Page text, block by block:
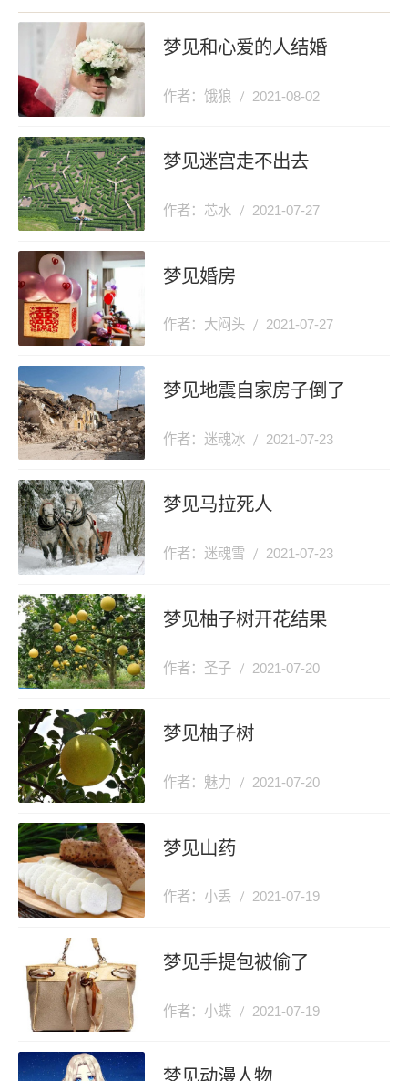
梦见和心爱的人结婚
作者：饿狼 2021-08-02
梦见迷宫走不出去
作者：芯水 2021-07-27
梦见婚房
作者：大闷头 2021-07-27
梦见地震自家房子倒了
作者：迷魂冰 2021-07-23
梦见马拉死人
作者：迷魂雪 2021-07-23
梦见柚子树开花结果
作者：圣子 2021-07-20
梦见柚子树
作者：魅力 2021-07-20
梦见山药
作者：小丢 2021-07-19
梦见手提包被偷了
作者：小蝶 2021-07-19
梦见动漫人物